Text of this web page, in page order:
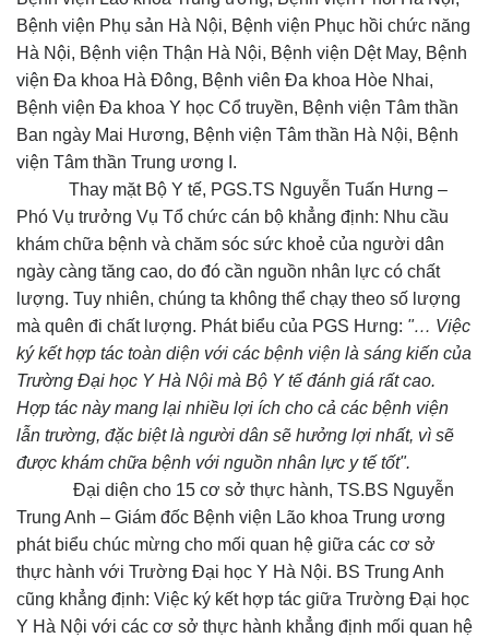
Bệnh viện Phụ sản Hà Nội, Bệnh viện Phục hồi chức năng
Hà Nội, Bệnh viện Thận Hà Nội, Bệnh viện Dệt May, Bệnh
viện Đa khoa Hà Đông, Bệnh viên Đa khoa Hòe Nhai,
Bệnh viện Đa khoa Y học Cổ truyền, Bệnh viện Tâm thần
Ban ngày Mai Hương, Bệnh viện Tâm thần Hà Nội, Bệnh
viện Tâm thần Trung ương I.
Thay mặt Bộ Y tế, PGS.TS Nguyễn Tuấn Hưng –
Phó Vụ trưởng Vụ Tổ chức cán bộ khẳng định: Nhu cầu
khám chữa bệnh và chăm sóc sức khoẻ của người dân
ngày càng tăng cao, do đó cần nguồn nhân lực có chất
lượng. Tuy nhiên, chúng ta không thể chạy theo số lượng
mà quên đi chất lượng. Phát biểu của PGS Hưng: "… Việc
ký kết hợp tác toàn diện với các bệnh viện là sáng kiến của
Trường Đại học Y Hà Nội mà Bộ Y tế đánh giá rất cao.
Hợp tác này mang lại nhiều lợi ích cho cả các bệnh viện
lẫn trường, đặc biệt là người dân sẽ hưởng lợi nhất, vì sẽ
được khám chữa bệnh với nguồn nhân lực y tế tốt".
Đại diện cho 15 cơ sở thực hành, TS.BS Nguyễn
Trung Anh – Giám đốc Bệnh viện Lão khoa Trung ương
phát biểu chúc mừng cho mối quan hệ giữa các cơ sở
thực hành với Trường Đại học Y Hà Nội. BS Trung Anh
cũng khẳng định: Việc ký kết hợp tác giữa Trường Đại học
Y Hà Nội với các cơ sở thực hành khẳng định mối quan hệ